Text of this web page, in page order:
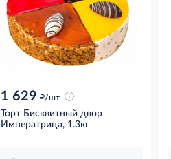
1 629 д/шт
Торт Бисквитный двор
Императрица, 1.3кг